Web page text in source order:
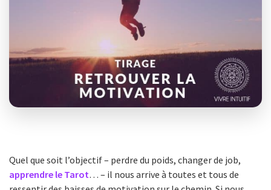
Quel que soit l’objectif – perdre du poids, changer de job,
apprendre le Tarot… – il nous arrive à toutes et tous de